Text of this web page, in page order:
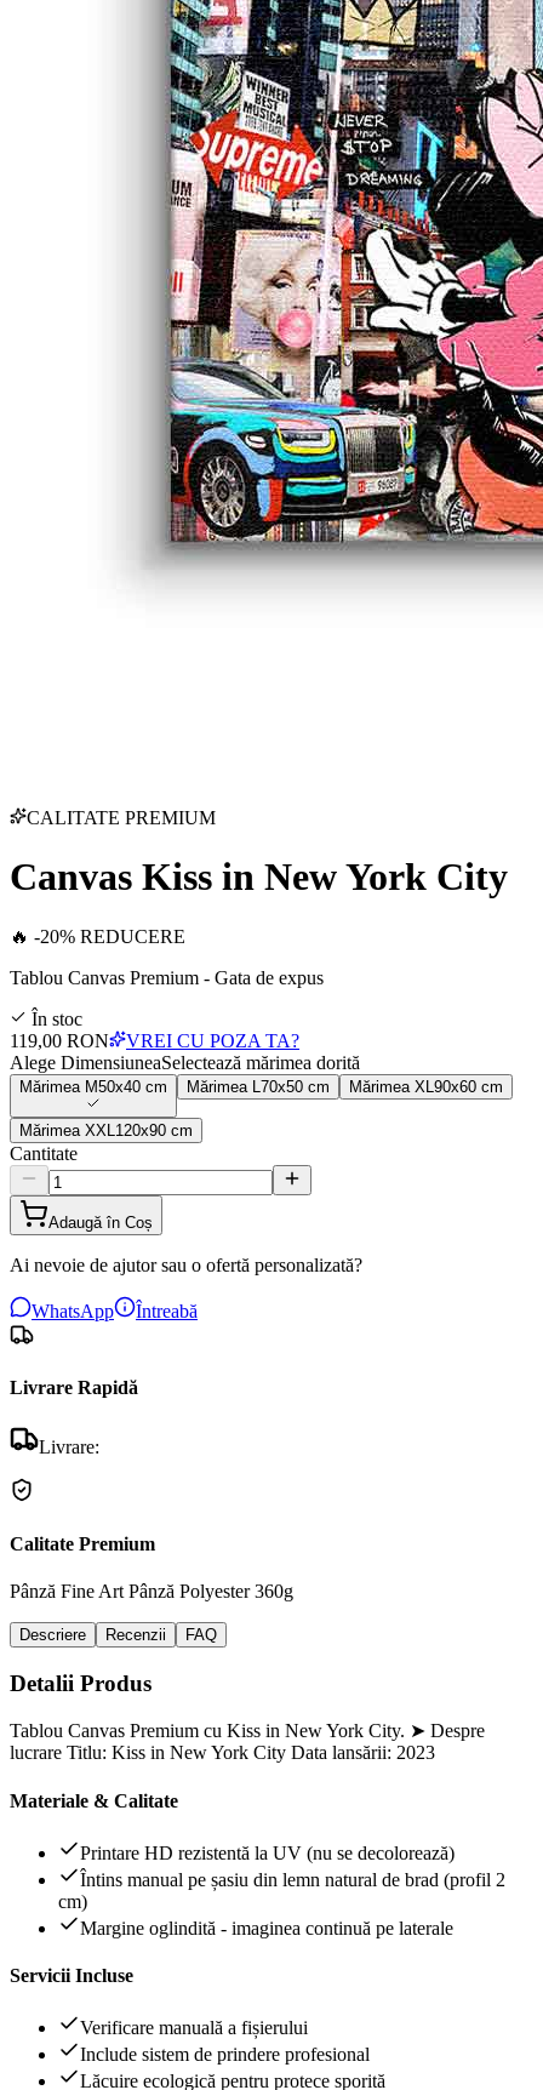
CALITATE PREMIUM
Canvas Kiss in New York City
🔥 -20% REDUCERE
Tablou Canvas Premium - Gata de expus
În stoc
119,00 RON
VREI CU POZA TA?
Alege DimensiuneaSelectează mărimea dorită
Mărimea M50x40 cm Mărimea 70x50 cm Mărimea XL 90x60 cm
Mărimea XXL 120x90 cm
Cantitate
Adaugă în Coș
Ai nevoie de ajutor sau o ofertă personalizată?
WhatsApp Întreabă
Livrare Rapidă
Livrare:
Calitate Premium
Pânză Fine Art Pânză Polyester 360g
Descriere Recenzii FAQ
Detalii Produs
Tablou Canvas Premium cu Kiss in New York City. ➤ Despre
lucrare Titlu: Kiss in New York City Data lansării: 2023
Materiale & Calitate
Printare HD rezistentă la UV (nu se decolorează)
Întins manual pe șasiu din lemn natural de brad (profil 2
cm)
Margine oglindită - imaginea continuă pe laterale
Servicii Incluse
Verificare manuală a fișierului
Include sistem de prindere profesional
Lăcuire ecologică pentru protece sporită